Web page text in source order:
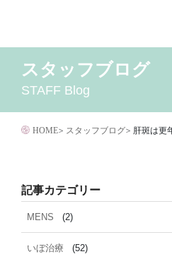
テ
へ
MENS いぼ治療
イボクリア
ダイエット
トーニン
ニキビ跡・凹み
2026年8月 2026年7
スタッフブログ
STAFF Blog
HOME> スタッフブログ> 肝斑は更
記事カテゴリー
MENS (2)
いぼ治療 (52)